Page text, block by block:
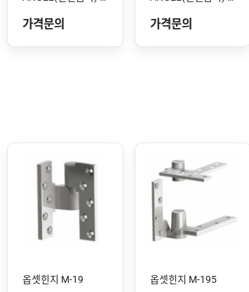
가격문의 가격문의
옵셋힌지 M-19 옵셋힌지 M-195